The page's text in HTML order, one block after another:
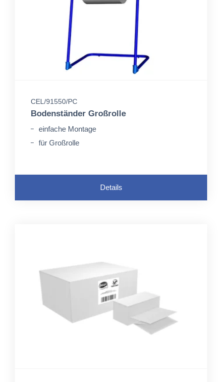
CEL/91550/PC
Bodenständer Großrolle
einfache Montage
für Großrolle
Details